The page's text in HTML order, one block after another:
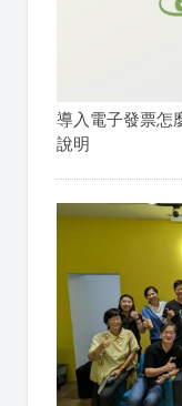
導入電子發票怎
說明